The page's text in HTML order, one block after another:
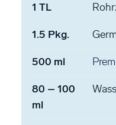
1 TL
1.5 Pkg. Germ
500 ml
80 – 100
ml